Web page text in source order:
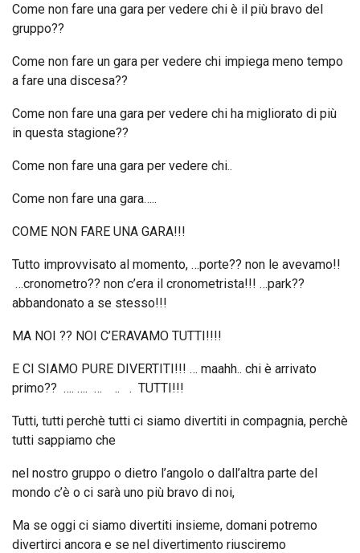
Come non fare una gara per vedere chi è il più bravo del
gruppo??
Come non fare un gara per vedere chi impiega meno tempo
a fare una discesa??
Come non fare una gara per vedere chi ha migliorato di più
in questa stagione??
Come non fare una gara per vedere chi..
Come non fare una gara…..
COME NON FARE UNA GARA!!!
Tutto improvvisato al momento, …porte?? non le avevamo!!
…cronometro?? non c’era il cronometrista!!! …park??
abbandonato a se stesso!!!
MA NOI ?? NOI C’ERAVAMO TUTTI!!!!
E CI SIAMO PURE DIVERTITI!!! … maahh.. chi è arrivato
primo?? …. …. … .. . TUTTI!!!
Tutti, tutti perchè tutti ci siamo divertiti in compagnia, perchè
tutti sappiamo che
nel nostro gruppo o dietro l’angolo o dall’altra parte del
mondo c’è o ci sarà uno più bravo di noi,
Ma se oggi ci siamo divertiti insieme, domani potremo
divertirci ancora e se nel divertimento riusciremo